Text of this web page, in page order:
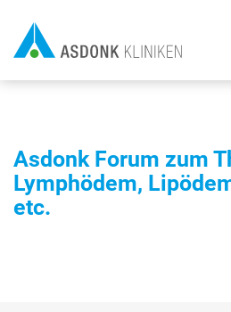
zum
Inhalt
Asdonk Forum zum
Lymphödem,
etc.